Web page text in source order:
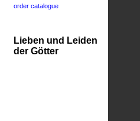
order catalogue
Lieben und Leiden
der Götter